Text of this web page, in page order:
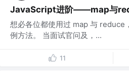
JavaScript进阶——map与
想必各位都使用过 map 与 reduce
例方法。 当面试官问及，...
11